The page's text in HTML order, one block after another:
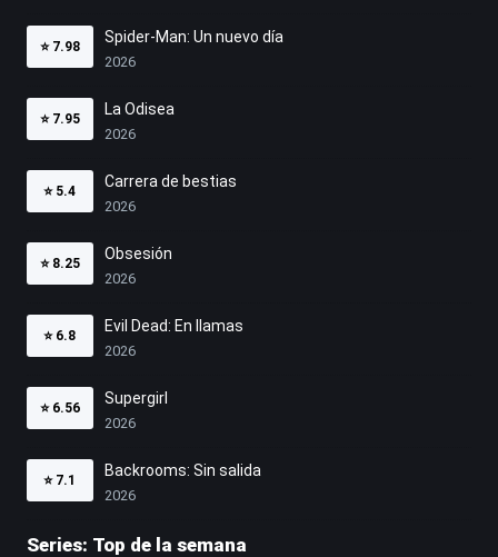
⭐ 7.98
Spider-Man: Un nuevo día
2026
⭐ 7.95
La Odisea
2026
⭐ 5.4
Carrera de bestias
2026
⭐ 8.25
Obsesión
2026
⭐ 6.8
Evil Dead: En llamas
2026
⭐ 6.56
Supergirl
2026
⭐ 7.1
Backrooms: Sin salida
2026
Series: Top de la semana